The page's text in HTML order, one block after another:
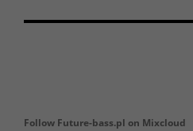
Follow Future-bass.pl on Mixcloud